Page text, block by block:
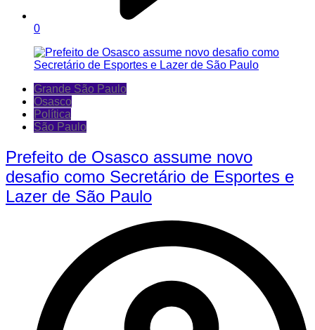
0
Grande São Paulo
Osasco
Política
São Paulo
Prefeito de Osasco assume novo
desafio como Secretário de Esportes e
Lazer de São Paulo